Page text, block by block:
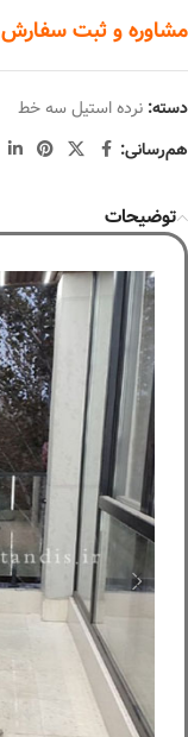
مشاوره و ثبت سفارش
دسته: نرده استیل سه خط
هم‌رسانی:
توضیحات